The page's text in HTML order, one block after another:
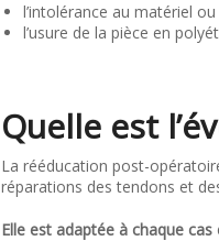
l’intolérance au matériel
l’usure de la pièce en
Quelle est
La rééducation post-
réparations des tendons et
Elle est adaptée à chaque